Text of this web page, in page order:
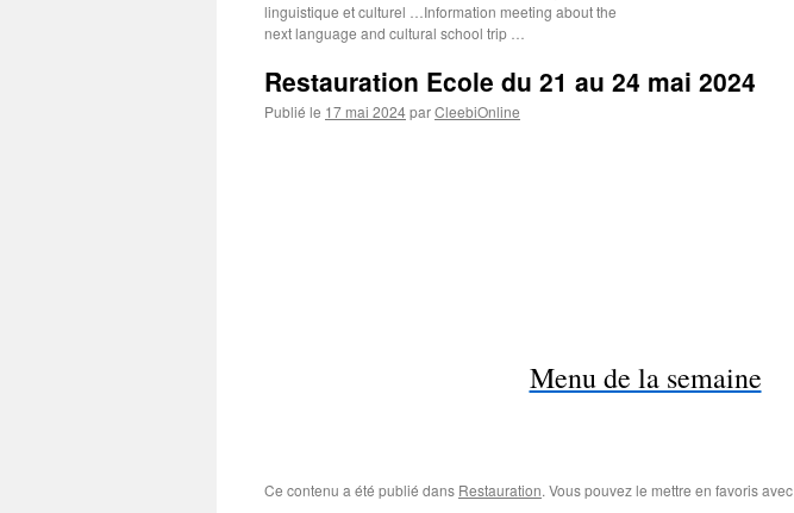
linguistique et culturel …Information meeting about the
next language and cultural school trip …
Restauration Ecole du 21 au 24 mai 2024
Publié le 17 mai 2024parCleebiOnline
Menu de la semaine
Ce contenu a été publié dans Restauration. Vous pouvez le mettre en favoris avec